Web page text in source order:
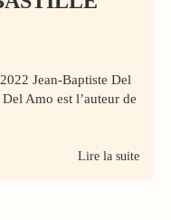
Jean-Baptiste Del
Amo est l’auteur de
Lire la suite